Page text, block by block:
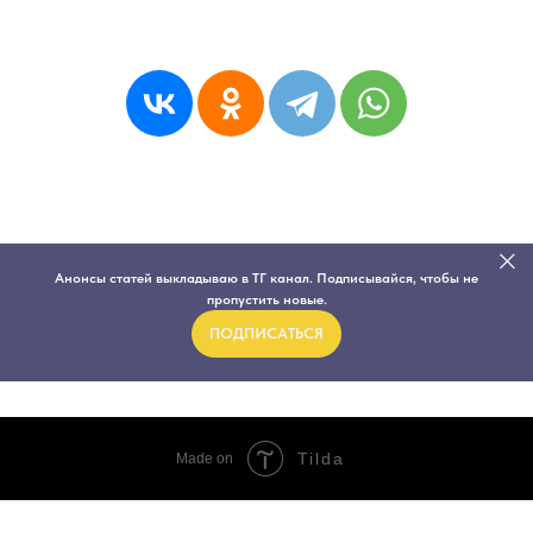
Анонсы статей выкладываю в ТГ канал. Подписывайся, чтобы не
пропустить новые.
ПОДПИСАТЬСЯ
Made on Tilda